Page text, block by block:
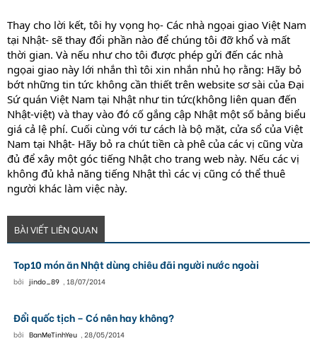
Thay cho lời kết, tôi hy vọng họ- Các nhà ngọai giao Việt Nam
tại Nhật- sẽ thay đổi phần nào để chúng tôi đỡ khổ và mất
thời gian. Và nếu như cho tôi được phép gửi đến các nhà
ngọai giao này lới nhắn thì tôi xin nhắn nhủ họ rằng: Hãy bỏ
bớt những tin tức không cần thiết trên website sơ sài của Đại
Sứ quán Việt Nam tại Nhật như tin tức(không liên quan đến
Nhật-việt) và thay vào đó cố gắng cập Nhật một số bảng biểu
giá cả lệ phí. Cuối cùng với tư cách là bộ mặt, cửa sổ của Việt
Nam tại Nhật- Hãy bỏ ra chút tiền cà phê của các vị cũng vừa
đủ để xây một góc tiếng Nhật cho trang web này. Nếu các vị
không đủ khả năng tiếng Nhật thì các vị cũng có thể thuê
người khác làm việc này.
BÀI VIẾT LIÊN QUAN
Top10 món ăn Nhật dùng chiêu đãi người nước ngoài
bởi jindo_89 , 18/07/2014
Đổi quốc tịch – Có nên hay không?
bởi BanMeTinhYeu , 28/05/2014